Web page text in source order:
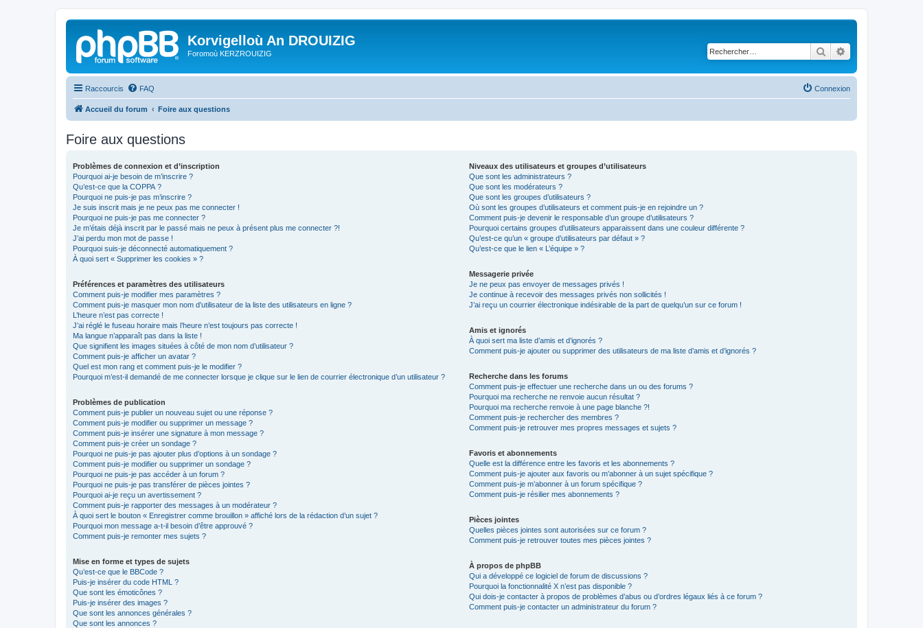
Korvigelloù An DROUIZIG
Foromoù KERZROUIZIG Rechercher
Raccourcis FAQ Connexion
Accueil du forum Foire aux questions
Foire aux questions
Problèmes de connexion et d’inscription
Pourquoi ai-je besoin de m’inscrire ?
Qu’est-ce que la COPPA ?
Pourquoi ne puis-je pas m’inscrire ?
Je suis inscrit mais je ne peux pas me connecter !
Pourquoi ne puis-je pas me connecter ?
Je m’étais déjà inscrit par le passé mais ne peux à présent plus me connecter ?!
J’ai perdu mon mot de passe !
Pourquoi suis-je déconnecté automatiquement ?
À quoi sert « Supprimer les cookies » ?
Préférences et paramètres des utilisateurs
Comment puis-je modifier mes paramètres ?
Comment puis-je masquer mon nom d’utilisateur de la liste des utilisateurs en ligne ?
L’heure n’est pas correcte !
J’ai réglé le fuseau horaire mais l’heure n’est toujours pas correcte !
Ma langue n’apparaît pas dans la liste !
Que signifient les images situées à côté de mon nom d’utilisateur ?
Comment puis-je afficher un avatar ?
Quel est mon rang et comment puis-je le modifier ?
Pourquoi m’est-il demandé de me connecter lorsque je clique sur le lien de courrier électronique d’un utilisateur ?
Problèmes de publication
Comment puis-je publier un nouveau sujet ou une réponse ?
Comment puis-je modifier ou supprimer un message ?
Comment puis-je insérer une signature à mon message ?
Comment puis-je créer un sondage ?
Pourquoi ne puis-je pas ajouter plus d’options à un sondage ?
Comment puis-je modifier ou supprimer un sondage ?
Pourquoi ne puis-je pas accéder à un forum ?
Pourquoi ne puis-je pas transférer de pièces jointes ?
Pourquoi ai-je reçu un avertissement ?
Comment puis-je rapporter des messages à un modérateur ?
À quoi sert le bouton « Enregistrer comme brouillon » affiché lors de la rédaction d’un sujet ?
Pourquoi mon message a-t-il besoin d’être approuvé ?
Comment puis-je remonter mes sujets ?
Mise en forme et types de sujets
Qu’est-ce que le BBCode ?
Puis-je insérer du code HTML ?
Que sont les émoticônes ?
Puis-je insérer des images ?
Que sont les annonces générales ?
Que sont les annonces ?
Niveaux des utilisateurs et groupes d’utilisateurs
Que sont les administrateurs ?
Que sont les modérateurs ?
Que sont les groupes d’utilisateurs ?
Où sont les groupes d’utilisateurs et comment puis-je en rejoindre un ?
Comment puis-je devenir le responsable d’un groupe d’utilisateurs ?
Pourquoi certains groupes d’utilisateurs apparaissent dans une couleur différente ?
Qu’est-ce qu’un « groupe d’utilisateurs par défaut » ?
Qu’est-ce que le lien « L’équipe » ?
Messagerie privée
Je ne peux pas envoyer de messages privés !
Je continue à recevoir des messages privés non sollicités !
J’ai reçu un courrier électronique indésirable de la part de quelqu’un sur ce forum !
Amis et ignorés
À quoi sert ma liste d’amis et d’ignorés ?
Comment puis-je ajouter ou supprimer des utilisateurs de ma liste d’amis et d’ignorés ?
Recherche dans les forums
Comment puis-je effectuer une recherche dans un ou des forums ?
Pourquoi ma recherche ne renvoie aucun résultat ?
Pourquoi ma recherche renvoie à une page blanche ?!
Comment puis-je rechercher des membres ?
Comment puis-je retrouver mes propres messages et sujets ?
Favoris et abonnements
Quelle est la différence entre les favoris et les abonnements ?
Comment puis-je ajouter aux favoris ou m’abonner à un sujet spécifique ?
Comment puis-je m’abonner à un forum spécifique ?
Comment puis-je résilier mes abonnements ?
Pièces jointes
Quelles pièces jointes sont autorisées sur ce forum ?
Comment puis-je retrouver toutes mes pièces jointes ?
À propos de phpBB
Qui a développé ce logiciel de forum de discussions ?
Pourquoi la fonctionnalité X n’est pas disponible ?
Qui dois-je contacter à propos de problèmes d’abus ou d’ordres légaux liés à ce forum ?
Comment puis-je contacter un administrateur du forum ?